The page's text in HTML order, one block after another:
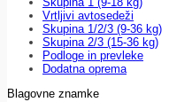
Vrtljivi avtosedeži
Skupina 1/2/3 (9-36 kg)
Skupina 2/3 (15-36 kg)
Podloge in prevleke
Dodatna oprema
Blagovne znamke